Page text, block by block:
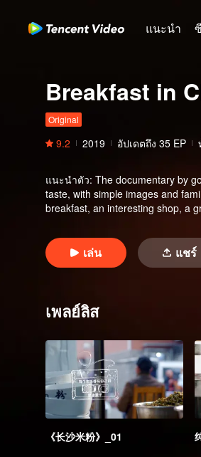
แนะนำ
Breakfast in
Original
9.2 2019 อัปเดตถึง 35 EP
แนะนำตัว: The documentary by
taste, with simple images and
breakfast, an interesting shop, a
เล่น แชร์
เพลย์ลิส
《长沙米粉》_01